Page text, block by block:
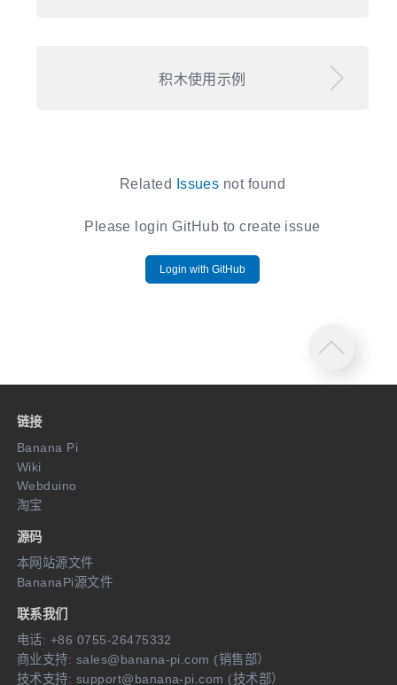
积木使用示例
Related Issues not found
Please login GitHub to create issue
Login with GitHub
链接
Banana Pi
Wiki
Webduino
淘宝
源码
本网站源文件
BananaPi源文件
联系我们
电话: +86 0755-26475332
商业支持: sales@banana-pi.com (销售部）
技术支持: support@banana-pi.com (技术部）